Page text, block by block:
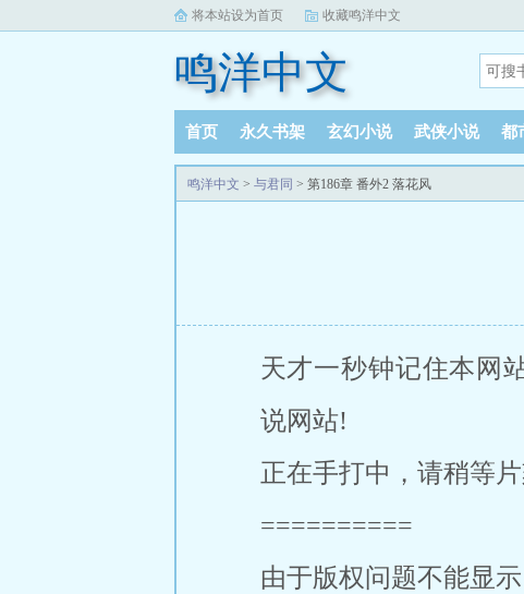
将本站设为首页 收藏鸣洋中文
鸣洋中文
首页 永久书架 玄幻小说 武侠小说 都
阅读记录
鸣洋中文 > 与君同 > 第186章 番外2 落花风
天才一秒钟记住本网
说网站!
正在手打中，请稍等
==========
由于版权问题不能显